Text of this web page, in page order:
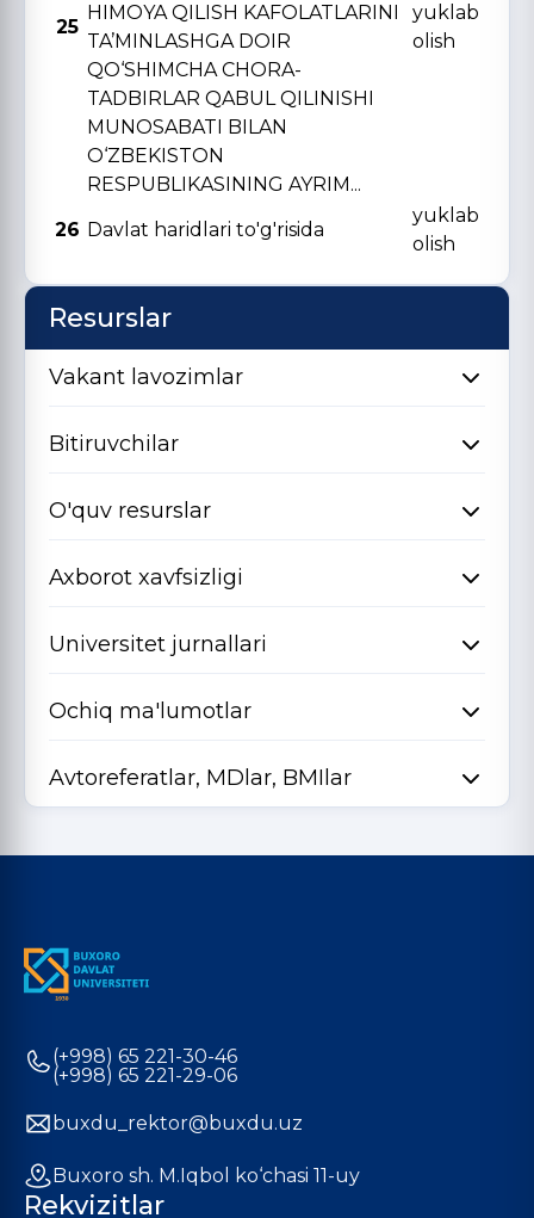
25
HIMOYA QILISH KAFOLATLARINI
TA’MINLASHGA DOIR
QO‘SHIMCHA CHORA-
TADBIRLAR QABUL QILINISHI
MUNOSABATI BILAN
O‘ZBЕKISTON
RЕSPUBLIKASINING AYRIM...
yuklab
olish
26 Davlat haridlari to'g'risida
yuklab
olish
Resurslar
Vakant lavozimlar
Bitiruvchilar
O'quv resurslar
Axborot xavfsizligi
Universitet jurnallari
Ochiq ma'lumotlar
Avtoreferatlar, MDlar, BMIlar
(+998) 65 221-30-46
(+998) 65 221-29-06
buxdu_rektor@buxdu.uz
Buxoro sh. M.Iqbol ko‘chasi 11-uy
Rekvizitlar